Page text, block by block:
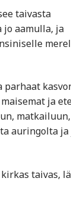
taivasta
jo aamulla, ja
ja
matkailuun,
auringolta ja
taivas,